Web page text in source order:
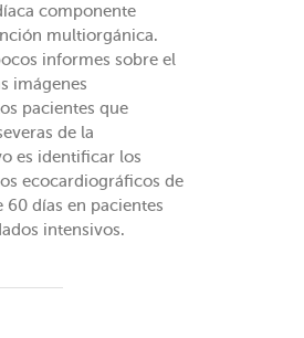
componente
multiorgánica.
informes sobre el
imágenes
pacientes que
de la
es identificar los
ecocardiográficos de
60 días en pacientes
intensivos.